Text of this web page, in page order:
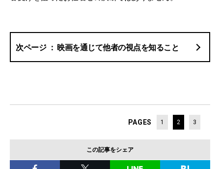
映画を通じて他者の視点を知ること
PAGES 1 2 3
この記事をシェア